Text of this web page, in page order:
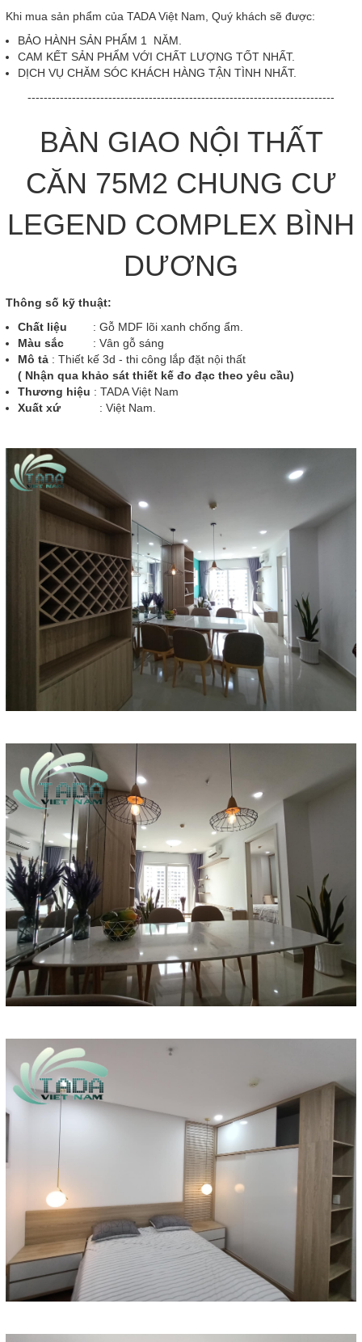
Khi mua sản phẩm của TADA Việt Nam, Quý khách sẽ được:
BẢO HÀNH SẢN PHẨM 1 NĂM.
CAM KẾT SẢN PHẨM VỚI CHẤT LƯỢNG TỐT NHẤT.
DỊCH VỤ CHĂM SÓC KHÁCH HÀNG TẬN TÌNH NHẤT.
----------------------------------------------------------------------------
BÀN GIAO NỘI THẤT
CĂN 75M2 CHUNG CƯ
LEGEND COMPLEX BÌNH
DƯƠNG
Thông số kỹ thuật:
Chất liệu : Gỗ MDF lõi xanh chống ẩm.
Màu sắc
: Vân gỗ sáng
Mô tả : Thiết kế 3d - thi công lắp đặt nội thất
( Nhận qua khảo sát thiết kế đo đạc theo yêu cầu)
Thương hiệu : TADA Việt Nam
Xuất xứ
: Việt Nam.